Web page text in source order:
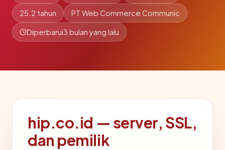
25.2 tahun PT Web Commerce Communic
Diperbarui3 bulan yang lalu
hip.co.id — server, SSL,
dan pemilik